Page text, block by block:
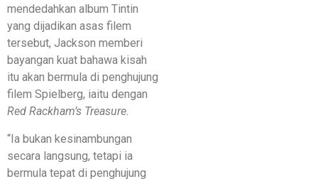
mendedahkan album Tintin
yang dijadikan asas filem
tersebut, Jackson memberi
bayangan kuat bahawa kisah
itu akan bermula di penghujung
filem Spielberg, iaitu dengan
Red Rackham’s Treasure.
“Ia bukan kesinambungan
secara langsung, tetapi ia
bermula tepat di penghujung